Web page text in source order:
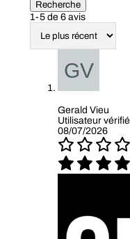
Recherche
1-5 de 6 avis
Gerald Vieu
Utilisateur vérifié
08/07/2026